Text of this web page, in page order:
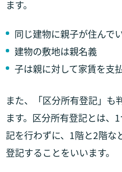
ます。
同じ建物に親子が住んで
建物の敷地は親名義
子は親に対して家賃を支
また、「区分所有登記」も
ます。区分所有登記とは、
記を行わずに、1階と2階な
登記することをいいます。